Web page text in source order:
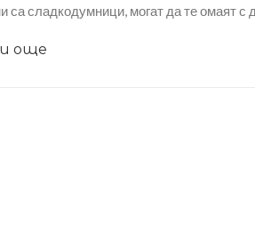
са сладкодумници, могат да те омаят с
още